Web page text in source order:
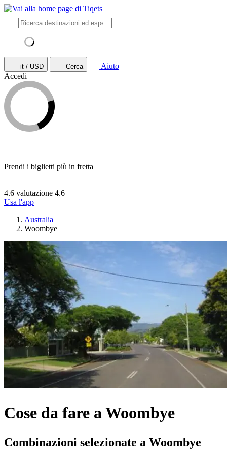
it / USD Cerca
Aiuto
Accedi
Prendi i biglietti più in fretta
4.6 valutazione 4.6
Usa l'app
Australia
Woombye
Cose da fare a Woombye
Combinazioni selezionate a Woombye